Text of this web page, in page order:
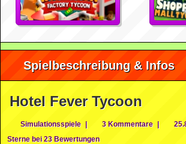
Spielbeschreibung & Infos
Hotel Fever Tycoon
Simulationsspiele | 3 Kommentare |
Sterne bei 23 Bewertungen